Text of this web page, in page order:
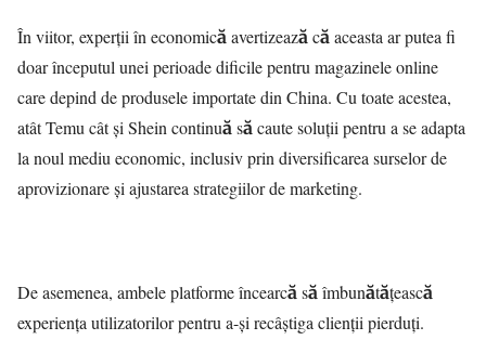
În viitor, experții în economică avertizează că aceasta ar putea fi
doar începutul unei perioade dificile pentru magazinele online
care depind de produsele importate din China. Cu toate acestea,
atât Temu cât și Shein continuă să caute soluții pentru a se adapta
la noul mediu economic, inclusiv prin diversificarea surselor de
aprovizionare și ajustarea strategiilor de marketing.
De asemenea, ambele platforme încearcă să îmbunătățească
experiența utilizatorilor pentru a-și recâștiga clienții pierduți.